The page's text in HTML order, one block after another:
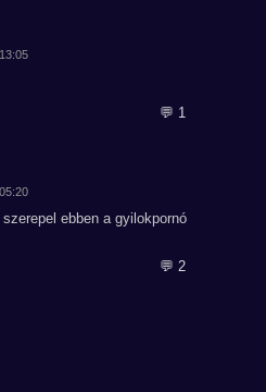
💬 1
ebben a gyilokpornó
💬 2